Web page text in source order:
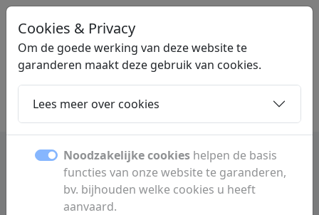
LINKZOEKEN.BE
Home Dochters Contact
Veelgestelde vragen
Cookies & Privacy
Om de goede werking van deze website te
garanderen maakt deze gebruik van cookies.
Lees meer over cookies
Noodzakelijke cookies helpen de basis
functies van onze website te garanderen,
bv. bijhouden welke cookies u heeft
aanvaard.